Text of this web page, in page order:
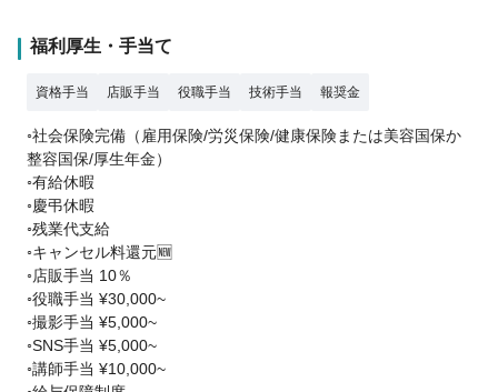
福利厚生・手当て
資格手当 店販手当 役職手当 技術手当 報奨金
◦社会保険完備（雇用保険/労災保険/健康保険または美容国保か
整容国保/厚生年金）
◦有給休暇
◦慶弔休暇
◦残業代支給
◦キャンセル料還元🆕
◦店販手当 10％
◦役職手当 ¥30,000~
◦撮影手当 ¥5,000~
◦SNS手当 ¥5,000~
◦講師手当 ¥10,000~